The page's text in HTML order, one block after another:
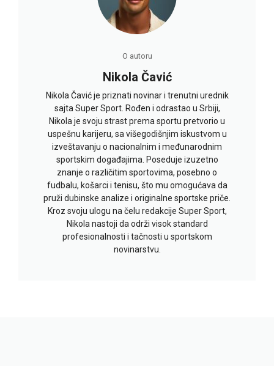
O autoru
Nikola Čavić
Nikola Čavić je priznati novinar i trenutni urednik
sajta Super Sport. Rođen i odrastao u Srbiji,
Nikola je svoju strast prema sportu pretvorio u
uspešnu karijeru, sa višegodišnjim iskustvom u
izveštavanju o nacionalnim i međunarodnim
sportskim događajima. Poseduje izuzetno
znanje o različitim sportovima, posebno o
fudbalu, košarci i tenisu, što mu omogućava da
pruži dubinske analize i originalne sportske priče.
Kroz svoju ulogu na čelu redakcije Super Sport,
Nikola nastoji da održi visok standard
profesionalnosti i tačnosti u sportskom
novinarstvu.